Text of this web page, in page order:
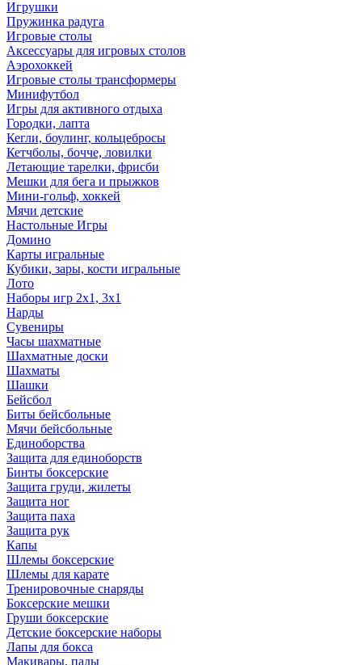
Игрушки
Пружинка радуга
Игровые столы
Аксессуары для игровых столов
Аэрохоккей
Игровые столы трансформеры
Минифутбол
Игры для активного отдыха
Городки, лапта
Кегли, боулинг, кольцебросы
Кетчболы, бочче, ловилки
Летающие тарелки, фрисби
Мешки для бега и прыжков
Мини-гольф, хоккей
Мячи детские
Настольные Игры
Домино
Карты игральные
Кубики, зары, кости игральные
Лото
Наборы игр 2х1, 3х1
Нарды
Сувениры
Часы шахматные
Шахматные доски
Шахматы
Шашки
Бейсбол
Биты бейсбольные
Мячи бейсбольные
Единоборства
Защита для единоборств
Бинты боксерские
Защита груди, жилеты
Защита ног
Защита паха
Защита рук
Капы
Шлемы боксерские
Шлемы для карате
Тренировочные снаряды
Боксерские мешки
Груши боксерские
Детские боксерские наборы
Лапы для бокса
Макивары, пады